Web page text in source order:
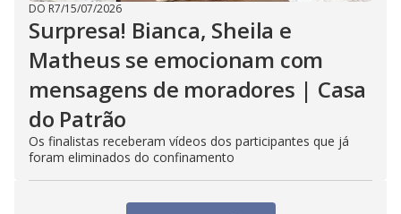
DO R7/15/07/2026
Surpresa! Bianca, Sheila e
Matheus se emocionam com
mensagens de moradores | Casa
do Patrão
Os finalistas receberam vídeos dos participantes que já
foram eliminados do confinamento